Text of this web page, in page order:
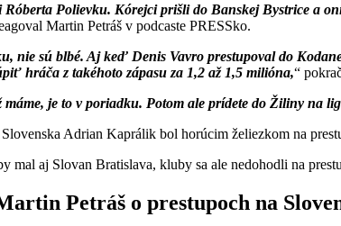
Róberta Polievku. Kórejci prišli do Banskej Bystrice a
Martin Petráš v podcaste PRESSko.
nie sú blbé. Aj keď Denis Vavro prestupoval do
hráča z takéhoto zápasu za 1,2 až 1,5 milióna,
je to v poriadku. Potom ale prídete do Žiliny na
Adrian Kaprálik bol horúcim želiezkom na
mal aj Slovan Bratislava, kluby sa ale nedohodli na
Petráš o prestupoch na